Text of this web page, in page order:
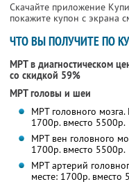
Скачайте приложение
покажите купон с экрана
ЧТО ВЫ ПОЛУЧИТЕ ПО
МРТ в диагностическом
со скидкой 59%
МРТ головы и шеи
МРТ головного
1700р. вместо 5500р.
МРТ вен головного
1700р. вместо 5500р.
МРТ артерий
месте: 1700р. вместо